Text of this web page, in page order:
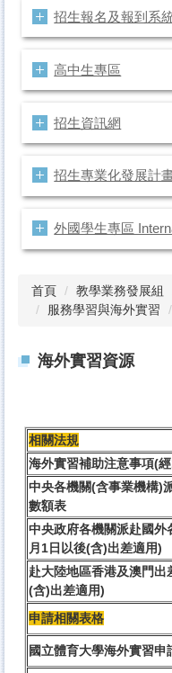
招生報名及報到系
高中生專區
招生資訊網
招生專業化發展計
外國學生專區
首頁 教學業務發展組
服務學習與海外實習
海外實習資源
相關法規
海外實習補助注意事項(
中央各機關(含事業機構)
數額表
中央政府各機關派赴國外
月1日以後(含)出差適用)
赴大陸地區香港及澳門
(含)出差適用)
申請相關表格
國立體育大學海外實習申